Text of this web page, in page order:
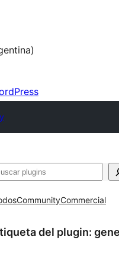
CommunityCommercial
del plugin: